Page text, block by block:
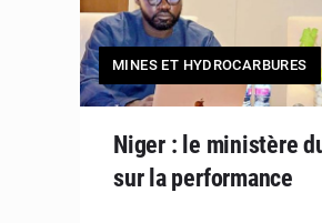
MINES ET HYDROCARBURES
Niger : le ministère
sur la performance